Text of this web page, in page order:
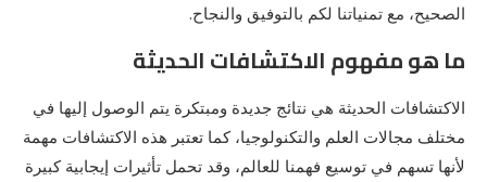
الصحيح، مع تمنياتنا لكم بالتوفيق والنجاح.
ما هو مفهوم الاكتشافات الحديثة
الاكتشافات الحديثة هي نتائج جديدة ومبتكرة يتم الوصول إليها في
مختلف مجالات العلم والتكنولوجيا، كما تعتبر هذه الاكتشافات مهمة
لأنها تسهم في توسيع فهمنا للعالم، وقد تحمل تأثيرات إيجابية كبيرة